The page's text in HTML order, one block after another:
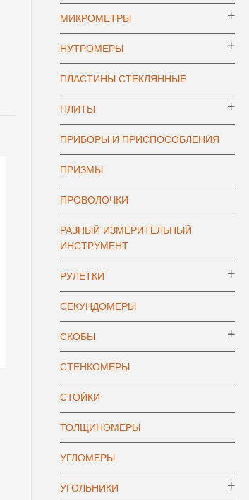
МИКРОМЕТРЫ
НУТРОМЕРЫ
ПЛАСТИНЫ СТЕКЛЯННЫЕ
ПЛИТЫ
ПРИБОРЫ И ПРИСПОСОБЛЕНИЯ
ПРИЗМЫ
ПРОВОЛОЧКИ
РАЗНЫЙ ИЗМЕРИТЕЛЬНЫЙ
ИНСТРУМЕНТ
РУЛЕТКИ
СЕКУНДОМЕРЫ
СКОБЫ
СТЕНКОМЕРЫ
СТОЙКИ
ТОЛЩИНОМЕРЫ
УГЛОМЕРЫ
УГОЛЬНИКИ